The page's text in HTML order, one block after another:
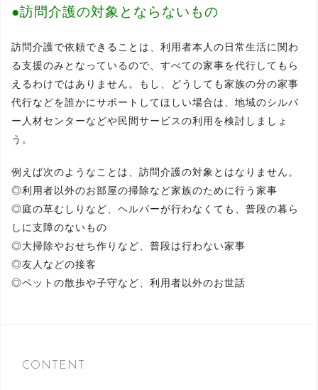
●訪問介護の対象とならないもの
訪問介護で依頼できることは、利用者本人の日常生活に関わ
る支援のみとなっているので、すべての家事を代行してもら
えるわけではありません。もし、どうしても家族の分の家事
代行などを誰かにサポートしてほしい場合は、地域のシルバ
ー人材センターなどや民間サービスの利用を検討しましょ
う。
例えば次のようなことは、訪問介護の対象とはなりません。
◎利用者以外のお部屋の掃除など家族のために行う家事
◎庭の草むしりなど、ヘルパーが行わなくても、普段の暮ら
しに支障のないもの
◎大掃除やおせち作りなど、普段は行わない家事
◎友人などの接客
◎ペットの散歩や子守など、利用者以外のお世話
CONTENT